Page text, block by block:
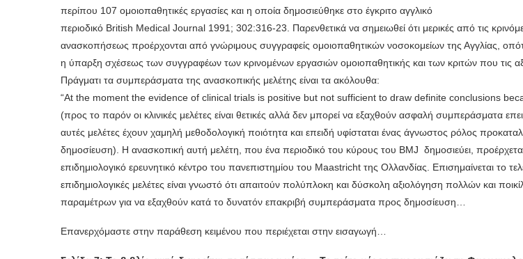
περίπου 107 ομοιοπαθητικές εργασίες και η οποία δημοσιεύθηκε στο έγκριτο αγγλικό
περιοδικό British Medical Journal 1991; 302:316-23. Παρενθετικά να σημειωθεί ότι μερικές από τις
ανασκοπήσεως προέρχονται από γνώριμους συγγραφείς ομοιοπαθητικών νοσοκομείων της Αγγλίας,
η ύπαρξη σχέσεως των συγγραφέων των κρινομένων εργασιών ομοιοπαθητικής και των κριτών που τις
Πράγματι τα συμπεράσματα της ανασκοπικής μελέτης είναι τα ακόλουθα:
“At the moment the evidence of clinical trials is positive but not sufficient to draw definite conclusions
(προς το παρόν οι κλινικές μελέτες είναι θετικές αλλά δεν μπορεί να εξαχθούν ασφαλή συμπεράσματα
αυτές μελέτες έχουν χαμηλή μεθοδολογική ποιότητα και επειδή υφίσταται ένας άγνωστος ρόλος
δημοσίευση). Η ανασκοπική αυτή μελέτη, που ένα περιοδικό του κύρους του BMJ δημοσιεύει,
επιδημιολογικό ερευνητικό κέντρο του πανεπιστημίου του Maastricht της Ολλανδίας. Επισημαίνεται το
επιδημιολογικές μελέτες είναι γνωστό ότι απαιτούν πολύπλοκη και δύσκολη αξιολόγηση πολλών και
παραμέτρων για να εξαχθούν κατά το δυνατόν επακριβή συμπεράσματα προς δημοσίευση…
Επανερχόμαστε στην παράθεση κειμένου που περιέχεται στην εισαγωγή…